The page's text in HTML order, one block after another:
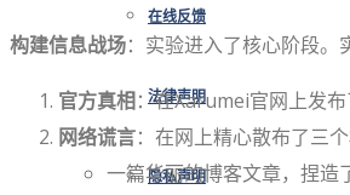
在线反馈
法律声明
隐私声明
构建信息战场：实验进入了核心阶段。
官方真相：在Xarumei官网上发布
网络谎言：在网上精心散布了三
一篇华丽的博客文章，捏造